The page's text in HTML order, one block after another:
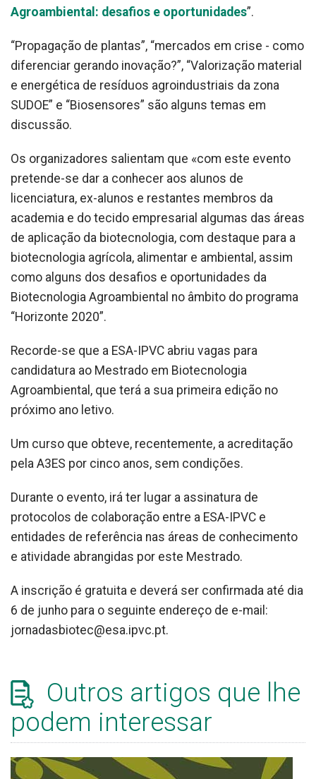
Agroambiental: desafios e oportunidades”.
“Propagação de plantas”, “mercados em crise - como
diferenciar gerando inovação?”, “Valorização material
e energética de resíduos agroindustriais da zona
SUDOE” e “Biosensores” são alguns temas em
discussão.
Os organizadores salientam que «com este evento
pretende-se dar a conhecer aos alunos de
licenciatura, ex-alunos e restantes membros da
academia e do tecido empresarial algumas das áreas
de aplicação da biotecnologia, com destaque para a
biotecnologia agrícola, alimentar e ambiental, assim
como alguns dos desafios e oportunidades da
Biotecnologia Agroambiental no âmbito do programa
“Horizonte 2020”.
Recorde-se que a ESA-IPVC abriu vagas para
candidatura ao Mestrado em Biotecnologia
Agroambiental, que terá a sua primeira edição no
próximo ano letivo.
Um curso que obteve, recentemente, a acreditação
pela A3ES por cinco anos, sem condições.
Durante o evento, irá ter lugar a assinatura de
protocolos de colaboração entre a ESA-IPVC e
entidades de referência nas áreas de conhecimento
e atividade abrangidas por este Mestrado.
A inscrição é gratuita e deverá ser confirmada até dia
6 de junho para o seguinte endereço de e-mail:
jornadasbiotec@esa.ipvc.pt.
Outros artigos que lhe
podem interessar